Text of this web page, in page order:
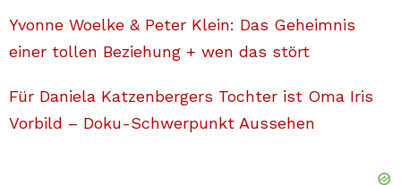
Yvonne Woelke & Peter Klein: Das Geheimnis
einer tollen Beziehung + wen das stört
Für Daniela Katzenbergers Tochter ist Oma Iris
Vorbild – Doku-Schwerpunkt Aussehen